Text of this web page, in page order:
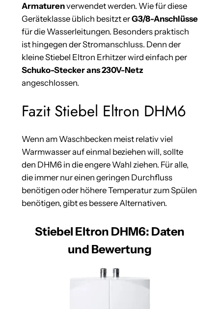
Armaturenverwendet werden. Wie für diese
Geräteklasse üblich besitzt erG3/8-Anschlüsse
für die Wasserleitungen. Besonders praktisch
ist hingegen der Stromanschluss. Denn der
kleine Stiebel Eltron Erhitzer wird einfach per
Schuko-Stecker ans 230V-Netz
angeschlossen.
Fazit Stiebel Eltron DHM6
Wenn am Waschbecken meist relativ viel
Warmwasser auf einmal beziehen will, sollte
den DHM6 in die engere Wahl ziehen. Für alle,
die immer nur einen geringen Durchfluss
benötigen oder höhere Temperatur zum Spülen
benötigen, gibt es bessere Alternativen.
Stiebel Eltron DHM6: Daten
und Bewertung